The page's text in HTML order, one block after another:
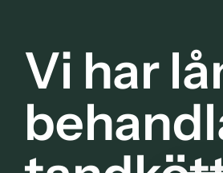
Vi har